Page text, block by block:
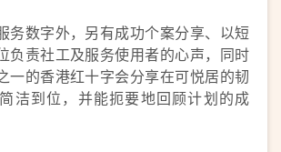
务数字外，另有成功个案分享、以短
负责社工及服务使用者的心声，同时
一的香港红十字会分享在可悦居的韧
洁到位，并能扼要地回顾计划的成